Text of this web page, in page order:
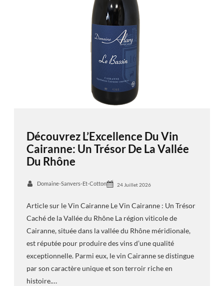
Découvrez L’Excellence Du Vin
Cairanne: Un Trésor De La Vallée
Du Rhône
Domaine-Sanvers-Et-Cotton 24 Juillet 2026
Article sur le Vin Cairanne Le Vin Cairanne : Un Trésor
Caché de la Vallée du Rhône La région viticole de
Cairanne, située dans la vallée du Rhône méridionale,
est réputée pour produire des vins d’une qualité
exceptionnelle. Parmi eux, le vin Cairanne se distingue
par son caractère unique et son terroir riche en
histoire.…